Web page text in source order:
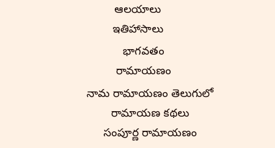
ఆలయాలు
ఇతిహాసాలు
భాగవతం
రామాయణం
నామ రామాయణం తెలుగులో
రామాయణ కథలు
సంపూర్ణ రామాయణం